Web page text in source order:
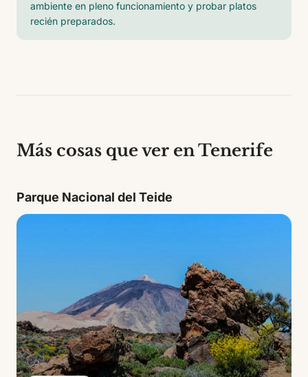
ambiente en pleno funcionamiento y probar platos
recién preparados.
Más cosas que ver en Tenerife
Parque Nacional del Teide